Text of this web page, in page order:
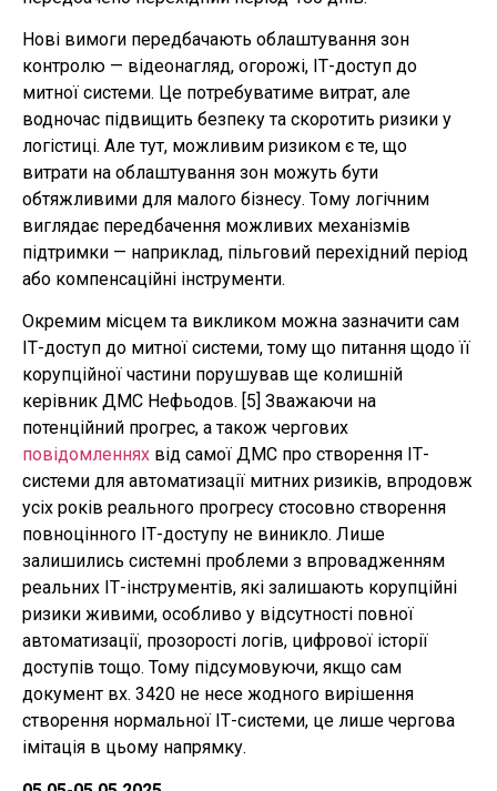
Нові вимоги передбачають облаштування зон
контролю — відеонагляд, огорожі, ІТ-доступ до
митної системи. Це потребуватиме витрат, але
водночас підвищить безпеку та скоротить ризики у
логістиці. Але тут, можливим ризиком є те, що
витрати на облаштування зон можуть бути
обтяжливими для малого бізнесу. Тому логічним
виглядає передбачення можливих механізмів
підтримки — наприклад, пільговий перехідний період
або компенсаційні інструменти.
Окремим місцем та викликом можна зазначити сам
ІТ-доступ до митної системи, тому що питання щодо її
корупційної частини порушував ще колишній
керівник ДМС Нефьодов. [5] Зважаючи на
потенційний прогрес, а також чергових
повідомленнях від самої ДМС про створення ІТ-
системи для автоматизації митних ризиків, впродовж
усіх років реального прогресу стосовно створення
повноцінного ІТ-доступу не виникло. Лише
залишились системні проблеми з впровадженням
реальних ІТ-інструментів, які залишають корупційні
ризики живими, особливо у відсутності повної
автоматизації, прозорості логів, цифрової історії
доступів тощо. Тому підсумовуючи, якщо сам
документ вх. 3420 не несе жодного вирішення
створення нормальної ІТ-системи, це лише чергова
імітація в цьому напрямку.